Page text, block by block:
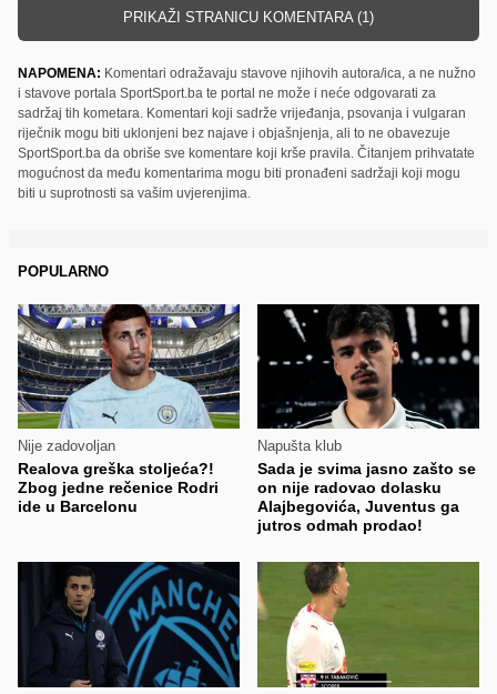
PRIKAŽI STRANICU KOMENTARA (1)
NAPOMENA: Komentari odražavaju stavove njihovih autora/ica, a ne nužno
i stavove portala SportSport.ba te portal ne može i neće odgovarati za
sadržaj tih kometara. Komentari koji sadrže vrijeđanja, psovanja i vulgaran
riječnik mogu biti uklonjeni bez najave i objašnjenja, ali to ne obavezuje
SportSport.ba da obriše sve komentare koji krše pravila. Čitanjem prihvatate
mogućnost da među komentarima mogu biti pronađeni sadržaji koji mogu
biti u suprotnosti sa vašim uvjerenjima.
POPULARNO
Nije zadovoljan
Realova greška stoljeća?!
Zbog jedne rečenice Rodri
ide u Barcelonu
Napušta klub
Sada je svima jasno zašto se
on nije radovao dolasku
Alajbegovića, Juventus ga
jutros odmah prodao!